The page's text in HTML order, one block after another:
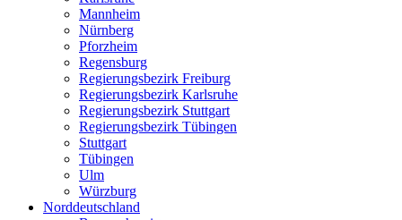
Mannheim
Nürnberg
Pforzheim
Regensburg
Regierungsbezirk Freiburg
Regierungsbezirk Karlsruhe
Regierungsbezirk Stuttgart
Regierungsbezirk Tübingen
Stuttgart
Tübingen
Ulm
Würzburg
Norddeutschland